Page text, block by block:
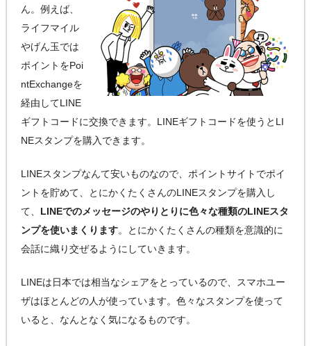
ん。例えば、
ライフマイル
やげん玉では
ポイントをPoi
ntExchangeを
経由してLINE
ギフトコードに交換できます。LINEギフトコードを使うとLI
NEスタンプを購入できます。
LINEスタンプなんて安いものなので、ポイントサイトでポイ
ントを貯めて、とにかくたくさんのLINEスタンプを購入し
て、 LINEでのメッセージのやりとりに色々な種類のLINEスタ
ンプを使いまくります。とにかくたくさんの種類を意識的に
会話に織り交ぜるようにしていきます。
LINEは日本では相当なシェアをとっているので、スマホユー
ザはほとんどの人が使っています。色々なスタンプを使って
いると、なんとなく気になるものです。